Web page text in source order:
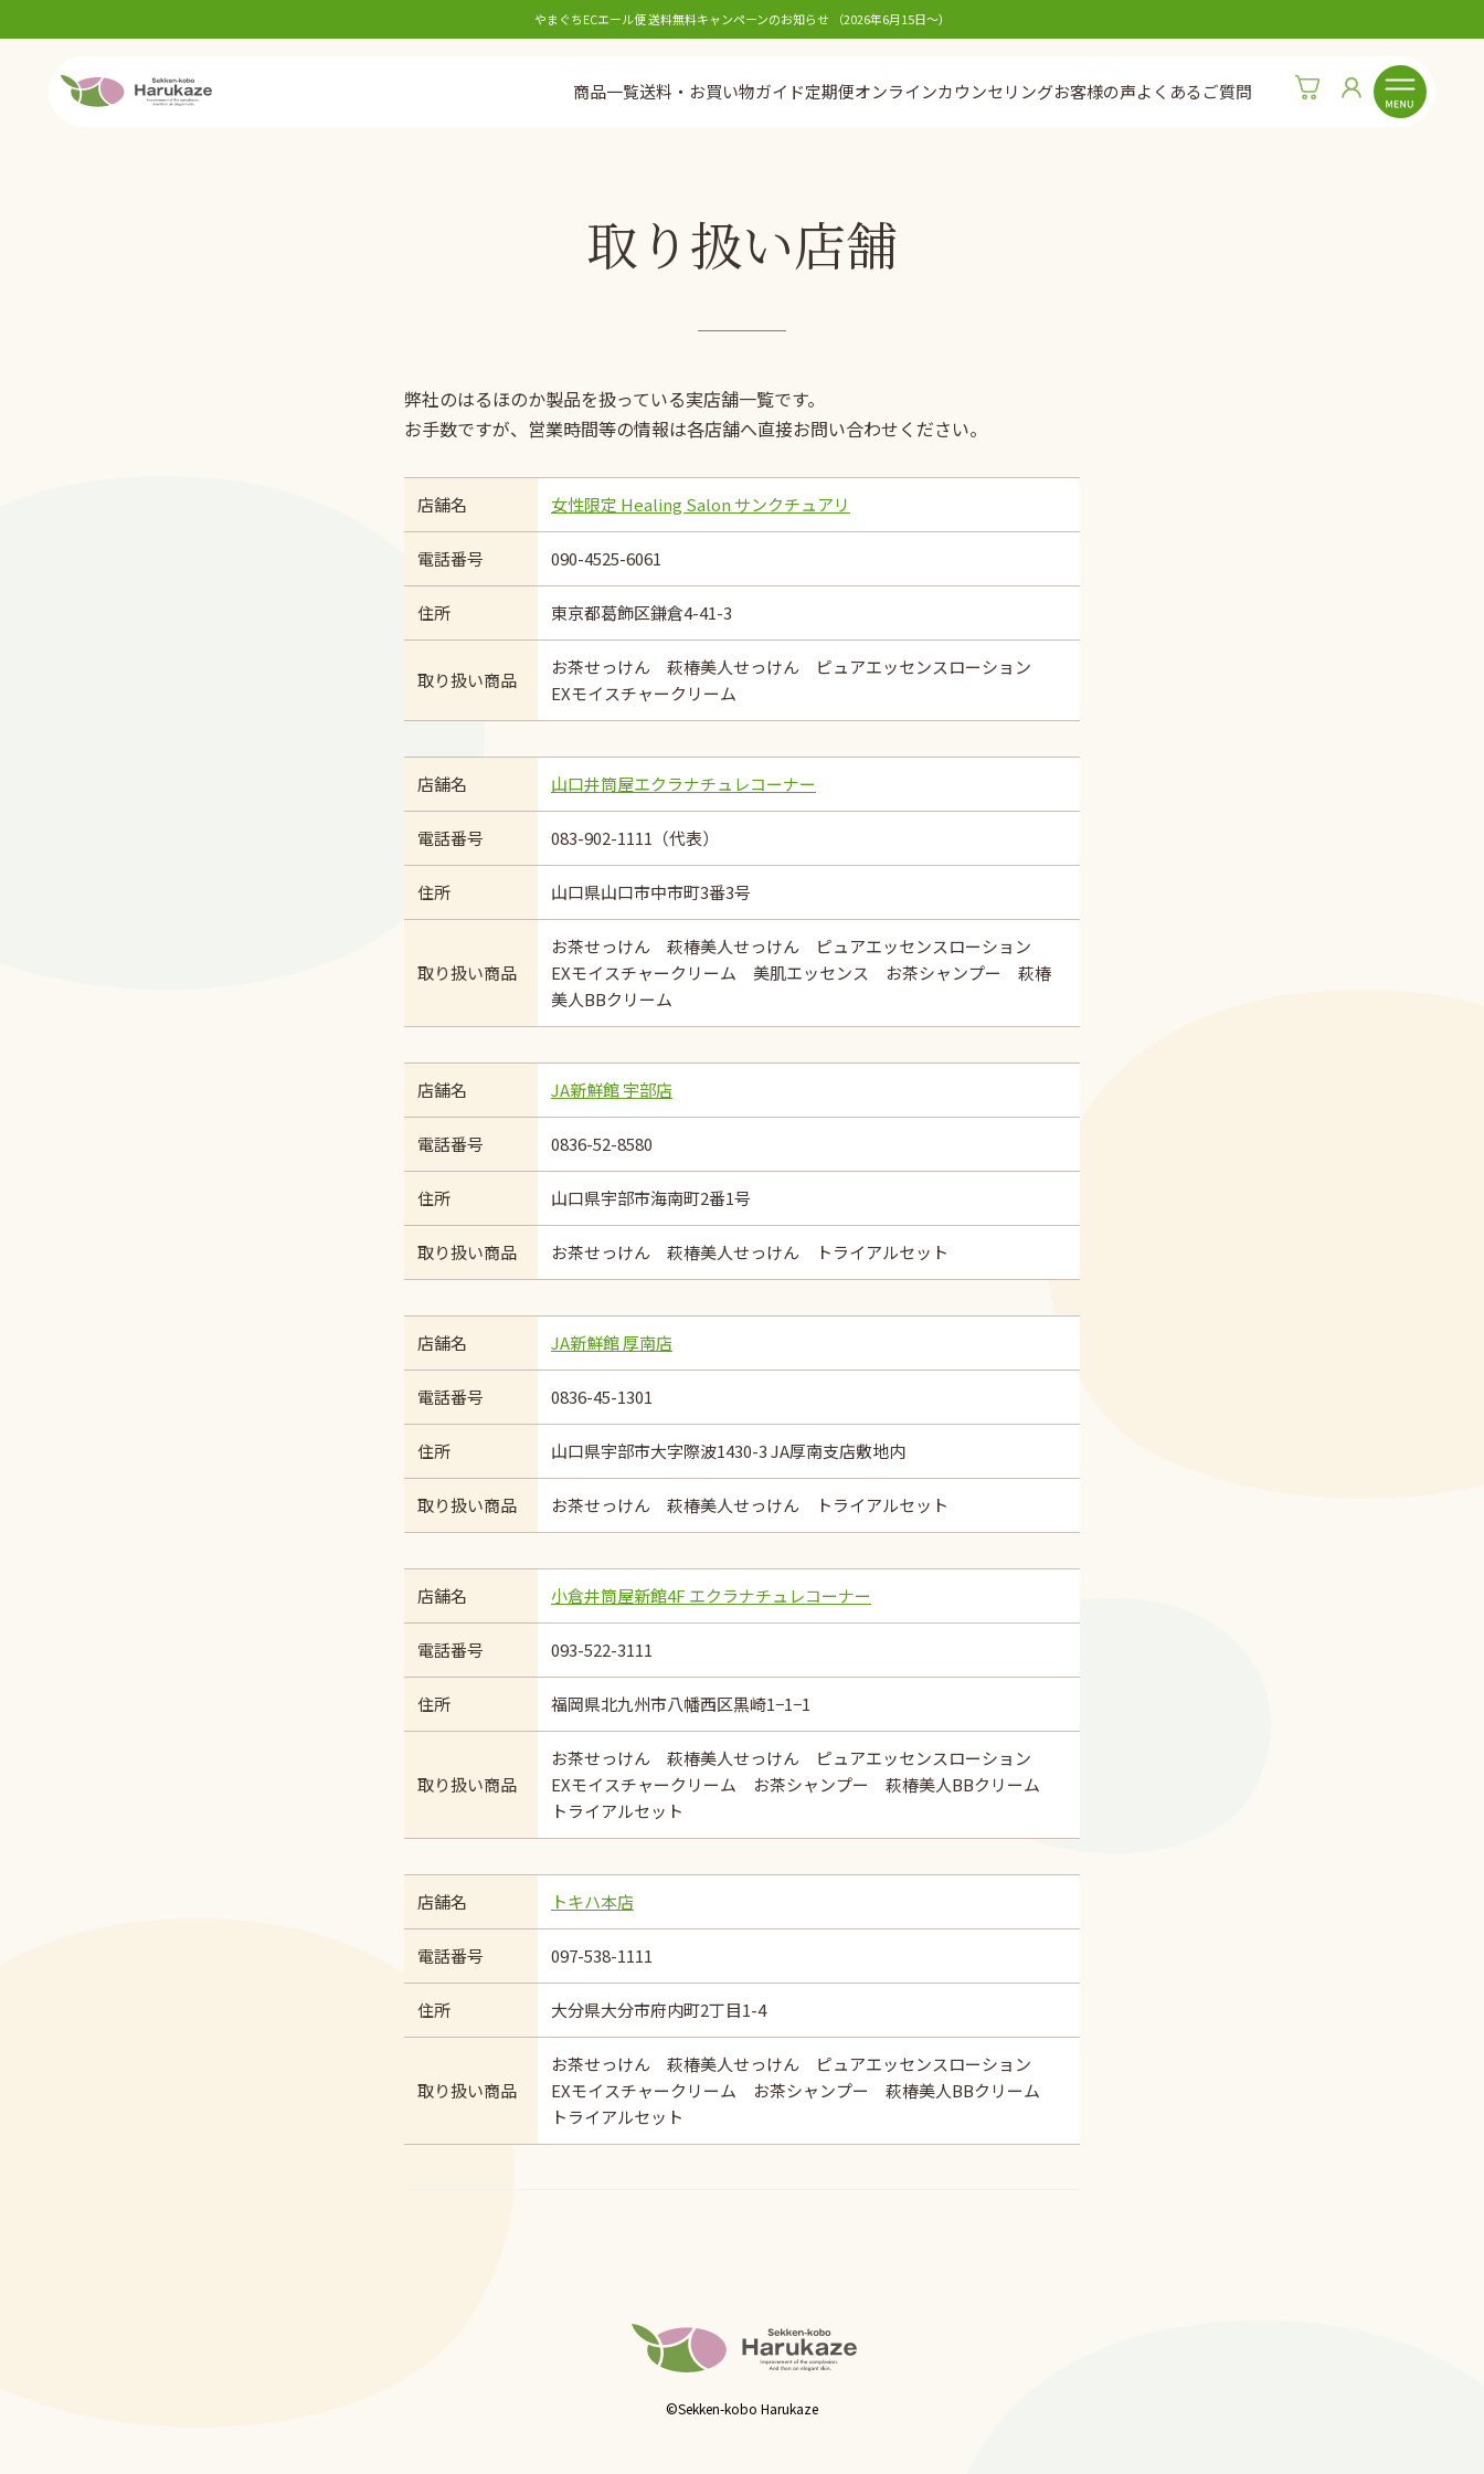
やまぐちECエール便 送料無料キャンペーンのお知らせ （2026年6月15日〜）
商品一覧送料・お買い物ガイド定期便オンラインカウンセリングお客様の声よくあるご質問
取り扱い店舗
弊社のはるほのか製品を扱っている実店舗一覧です。
お手数ですが、営業時間等の情報は各店舗へ直接お問い合わせください。
店舗名 女性限定 Healing Salon サンクチュアリ
電話番号 090-4525-6061
住所 東京都葛飾区鎌倉4-41-3
取り扱い商品
お茶せっけん 萩椿美人せっけん ピュアエッセンスローション
EXモイスチャークリーム
店舗名 山口井筒屋エクラナチュレコーナー
電話番号 083-902-1111（代表）
住所 山口県山口市中市町3番3号
取り扱い商品
お茶せっけん 萩椿美人せっけん ピュアエッセンスローション
EXモイスチャークリーム 美肌エッセンス お茶シャンプー 萩椿
美人BBクリーム
店舗名 JA新鮮館 宇部店
電話番号 0836-52-8580
住所 山口県宇部市海南町2番1号
取り扱い商品 お茶せっけん 萩椿美人せっけん トライアルセット
店舗名 JA新鮮館 厚南店
電話番号 0836-45-1301
住所 山口県宇部市大字際波1430-3 JA厚南支店敷地内
取り扱い商品 お茶せっけん 萩椿美人せっけん トライアルセット
店舗名 小倉井筒屋新館4F エクラナチュレコーナー
電話番号 093-522-3111
住所 福岡県北九州市八幡西区黒崎1−1−1
取り扱い商品
お茶せっけん 萩椿美人せっけん ピュアエッセンスローション
EXモイスチャークリーム お茶シャンプー 萩椿美人BBクリーム
トライアルセット
店舗名 トキハ本店
電話番号 097-538-1111
住所 大分県大分市府内町2丁目1-4
取り扱い商品
お茶せっけん 萩椿美人せっけん ピュアエッセンスローション
EXモイスチャークリーム お茶シャンプー 萩椿美人BBクリーム
トライアルセット
©Sekken-kobo Harukaze